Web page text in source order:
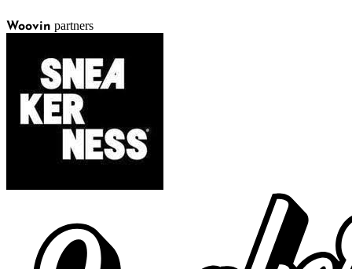
Woovin partners